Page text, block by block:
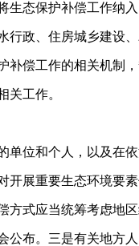
态保护补偿工作纳
政、住房城乡建设
偿工作的相关机制
关工作。
位和个人，以及在
展重要生态环境要
式应当统筹考虑地
布。三是有关地方